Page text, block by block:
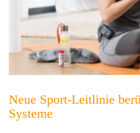
Neue Sport-Leitlinie
Systeme